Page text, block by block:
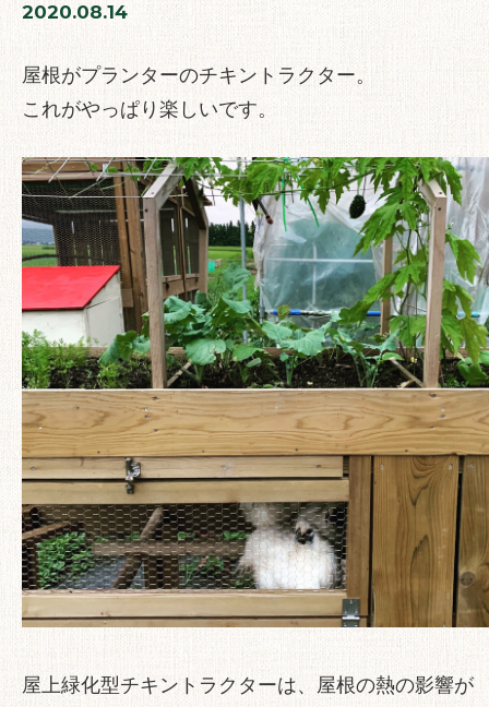
2020.08.14
屋根がプランターのチキントラクター。
これがやっぱり楽しいです。
屋上緑化型チキントラクターは、屋根の熱の影響が